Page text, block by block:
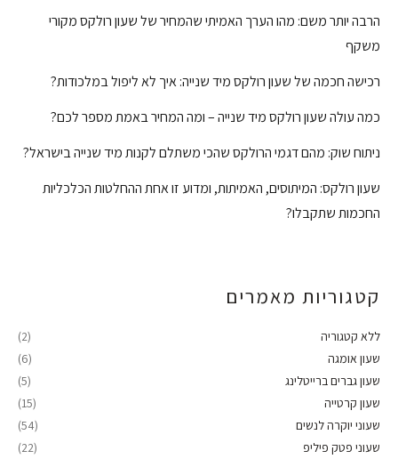
הרבה יותר משם: מהו הערך האמיתי שהמחיר של שעון רולקס מקורי
משקף
רכישה חכמה של שעון רולקס מיד שנייה: איך לא ליפול במלכודות?
כמה עולה שעון רולקס מיד שנייה – ומה המחיר באמת מספר לכם?
ניתוח שוק: מהם דגמי הרולקס שהכי משתלם לקנות מיד שנייה בישראל?
שעון רולקס: המיתוסים, האמיתות, ומדוע זו אחת ההחלטות הכלכליות
החכמות שתקבלו?
קטגוריות מאמרים
ללא קטגוריה
(2)
שעון אומגה
(6)
שעון גברים ברייטלינג
(5)
שעון קרטייה
(15)
שעוני יוקרה לנשים
(54)
שעוני פטק פיליפ
(22)